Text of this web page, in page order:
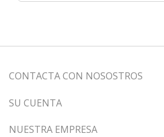
CONTACTA CON NOSOSTROS
SU CUENTA
NUESTRA EMPRESA